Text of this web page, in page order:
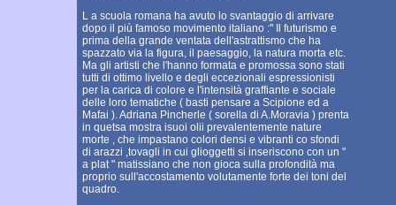
L a scuola romana ha avuto lo svantaggio di arrivare
dopo il più famoso movimento italiano :" Il futurismo e
prima della grande ventata dell'astrattismo che ha
spazzato via la figura, il paesaggio, la natura morta etc.
Ma gli artisti che l'hanno formata e promossa sono stati
tutti di ottimo livello e degli eccezionali espressionisti
per la carica di colore e l'intensità graffiante e sociale
delle loro tematiche ( basti pensare a Scipione ed a
Mafai ). Adriana Pincherle ( sorella di A.Moravia ) prenta
in quetsa mostra isuoi olii prevalentemente nature
morte , che impastano colori densi e vibranti co sfondi
di arazzi ,tovagli in cui glioggetti si inseriscono con un "
a plat " matissiano che non gioca sulla profondità ma
proprio sull'accostamento volutamente forte dei toni del
quadro.